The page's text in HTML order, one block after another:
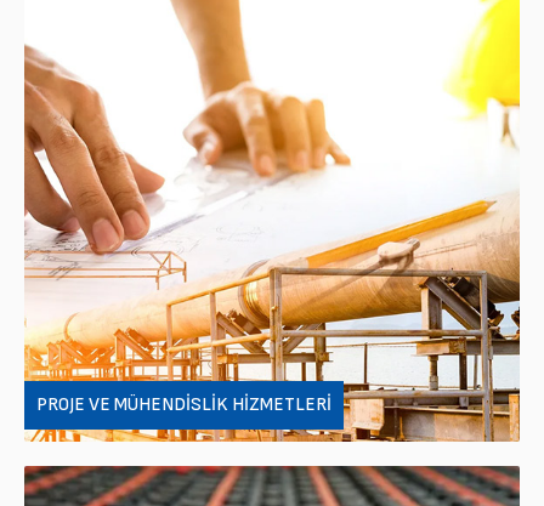
PROJE VE MÜHENDISLIK HIZMETLERI